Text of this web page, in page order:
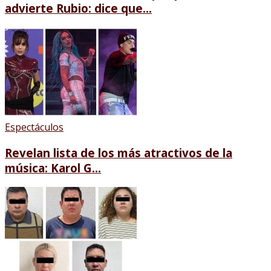
advierte Rubio: dice que...
Espectáculos
Revelan lista de los más atractivos de la
música: Karol G...